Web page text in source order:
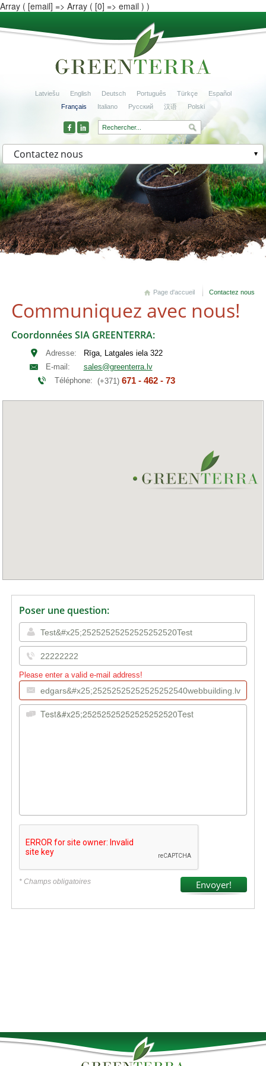
Array ( [email] => Array ( [0] => email ) )
Latviešu English Deutsch Português Türkçe
Español
Français
Italiano Русский 汉语 Polski
Contactez nous
Page d'accueil Contactez nous
Communiquez avec nous!
Coordonnées SIA GREENTERRA:
Adresse:
Rīga, Latgales iela 322
E-mail:
sales@greenterra.lv
Téléphone: (+371) 671 - 462 - 73
Poser une question:
Please enter a valid e-mail address!
* Champs obligatoires